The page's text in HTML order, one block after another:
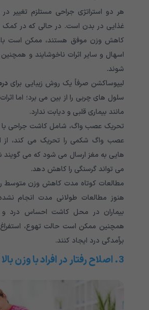
هر دو استراتژی جراحی مستلزم تغییر
غذایی در بدن است. در حالی که در کمک
کاهش وزن موفق هستند، ممکن است
اسهال و سایر اثرات ناخوشایند و
شوند.
لیپوساکشن صرفاً یک روش زیبایی برای
سلول های چربی را از بین می برد؛ اما
مانند بیماری قلبی و دیابت ندارد.
تحریک عصب واگ، شامل کاشت جراحی
عصب واگ شکمی را تحریک می کند، از
هایی به مغز ارسال می شود که می گویند
می تواند گرسنگی را کاهش دهد.
مطالعات کوتاه مدت کاهش وزن متوسط
هنوز مطالعات طولانی مدت انجام
بیماران در محل کاشت احساس درد و
همچنین ممکن است حالت تهوع،
برآمدگی درد ایجاد کنند.
3. اصلاح رفتار در افراد با وزن بالا